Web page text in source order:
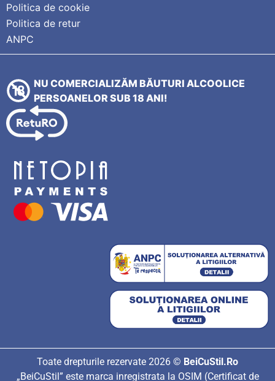
Politica de cookie
Politica de retur
ANPC
NU COMERCIALIZĂM BĂUTURI ALCOOLICE
PERSOANELOR SUB 18 ANI!
Toate drepturile rezervate 2026 © BeiCuStil.Ro
„BeiCuStil” este marca inregistrata la OSIM (Certificat de